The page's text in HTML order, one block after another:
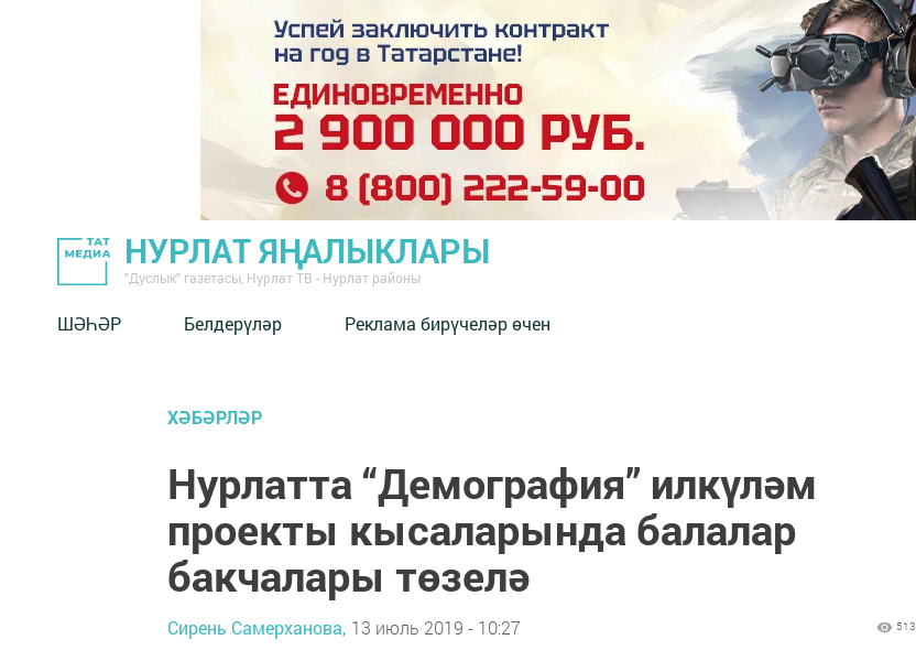
НУРЛАТ ЯҢАЛЫКЛАРЫ
"Дуслык" газетасы, Нурлат ТВ - Нурлат районы
ШӘҺӘР Белдерүләр Реклама бирүчеләр өчен
ХӘБӘРЛӘР
Нурлатта “Демография” илкүләм
проекты кысаларында балалар
бакчалары төзелә
Сирень Самерханова, 13 июль 2019 - 10:27 513